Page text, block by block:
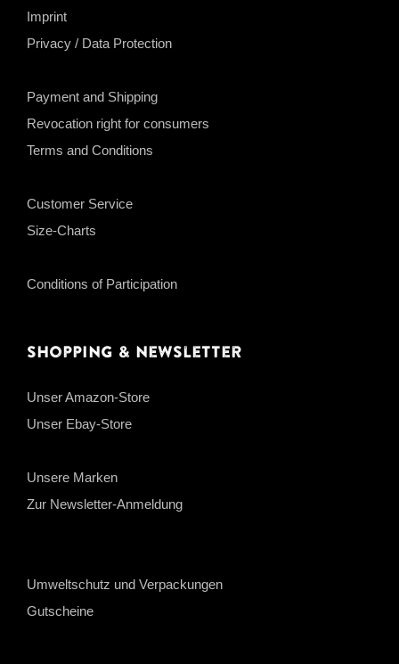
Imprint
Privacy / Data Protection
Payment and Shipping
Revocation right for consumers
Terms and Conditions
Customer Service
Size-Charts
Conditions of Participation
Shopping & Newsletter
Unser Amazon-Store
Unser Ebay-Store
Unsere Marken
Zur Newsletter-Anmeldung
Umweltschutz und Verpackungen
Gutscheine